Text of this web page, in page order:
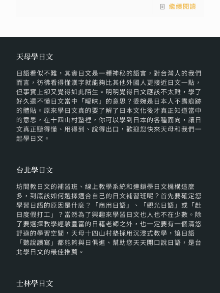
繼續閱讀
天母學日文
日語看似不難，其實日文是一種神秘的語言，對台灣人的我們
而言，彷彿看得懂漢字就能夠比其他外國人更接近日文一點，
但事實上卻又覺得如此陌生。明明覺得日文應該不太難，學了
好久還不懂日文當中「曖昧」的意思？委婉是日本人不露痕跡
的體貼。原來學日文真的要了解了日本文化後才真正知道當中
的意思，在十四山村塾裡，你可以學到日本的各種面向，讓日
文真正聽得懂、用得到、說得出口，歡迎您快來天母和我們一
起學日文。
台北學日文
坊間教日文的補習班、線上教學系統和連鎖學日文機構這麼
多，到底該如何選擇適合自己的日文補習班呢？首先要確定您
學習日語的原因是什麼？「商用日語」、「觀光日語」或「赴
日度假打工」？當然為了興趣來學習日文也人也不在少數。除
了要選擇教學經驗豐富的日籍老師之外，也一定要有一個清悠
舒適的學習空間，天母十四山村塾採用沉浸式教學，讓日語
「聽說讀寫」都能夠與日俱進、幫助您天天開口說日語，是台
北學日文的最佳推薦。
士林學日文